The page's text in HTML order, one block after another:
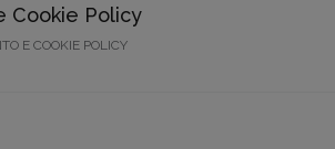
Cookie Policy
E COOKIE POLICY